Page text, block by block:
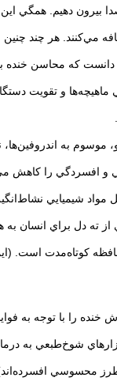
صدا بيرون دهيم.
هر چند چنين
دانست كه محاسن
و تقويت
به
افسردگي را كاهش
مواد شيميايي
ته دل براي انسان به
كوتاه‌مدت است.
خنده را با توجه
شوخ‌طبعي به
محسوسي